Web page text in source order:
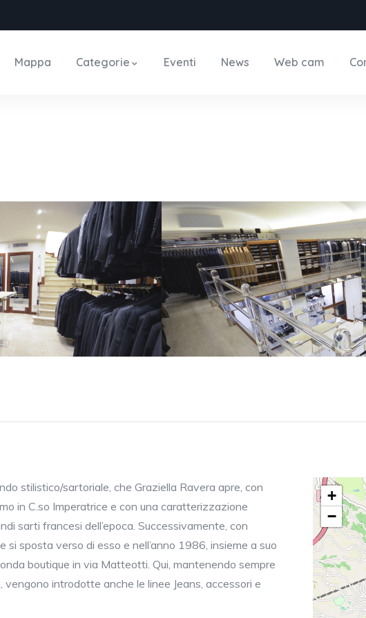
Mappa Categorie Eventi News Web cam
stilistico/sartoriale, che Graziella Ravera apre, con
in C.so Imperatrice e con una caratterizzazione
sarti francesi dell’epoca. Successivamente, con
sposta verso di esso e nell’anno 1986, insieme a suo
boutique in via Matteotti. Qui, mantenendo sempre
introdotte anche le linee Jeans, accessori e
+
−